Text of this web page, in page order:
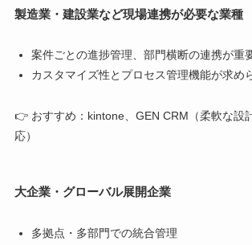
製造業・建設業など現場連携が必要な業種
案件ごとの進捗管理、部門横断の連携が重
カスタマイズ性とプロセス管理機能が求め
👉 おすすめ：kintone、GEN CRM（柔軟な設
応）
大企業・グローバル展開企業
多拠点・多部門での統合管理